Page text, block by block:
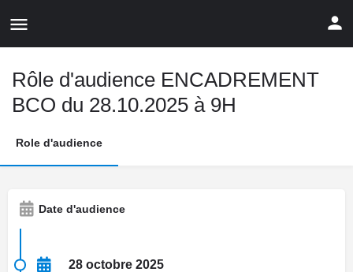
Rôle d'audience ENCADREMENT
BCO du 28.10.2025 à 9H
Role d'audience
Date d'audience
28 octobre 2025